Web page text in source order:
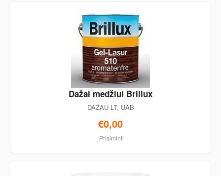
Dažai medžiui Brillux
DAŽAU LT, UAB
€0,00
Prisiminti